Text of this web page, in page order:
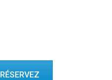
RÉSERVEZ